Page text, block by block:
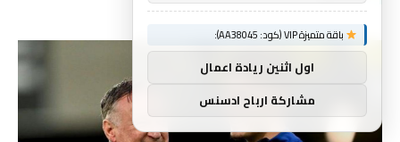
باقة متميزة VIP (كود: AA38045):
اول اثنين ريادة اعمال
مشاركة ارباح ادسنس